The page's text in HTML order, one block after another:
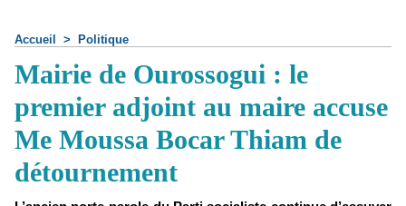
Accueil > Politique
Mairie de Ourossogui : le
premier adjoint au maire accuse
Me Moussa Bocar Thiam de
détournement